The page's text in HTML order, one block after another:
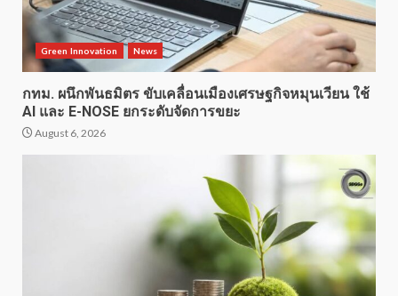
Green Innovation News
กทม. ผนึกพันธมิตร ขับเคลื่อนเมืองเศรษฐกิจหมุนเวียน ใช้
AI และ E-NOSE ยกระดับจัดการขยะ
August 6, 2026